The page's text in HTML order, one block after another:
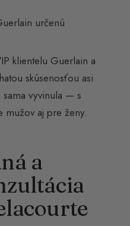
určenú
klientelu Guerlain a
skúsenosťou asi
vyvinula — s
aj pre ženy.
a